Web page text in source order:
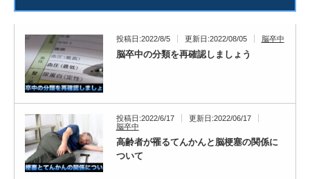
投稿日:2022/8/5 更新日:2022/08/05 脳卒中
脳卒中の分類を再確認しましょう
投稿日:2022/6/17
更新日:2022/06/17
脳卒中
高齢者が罹るてんかんと脳梗塞の関係に
ついて